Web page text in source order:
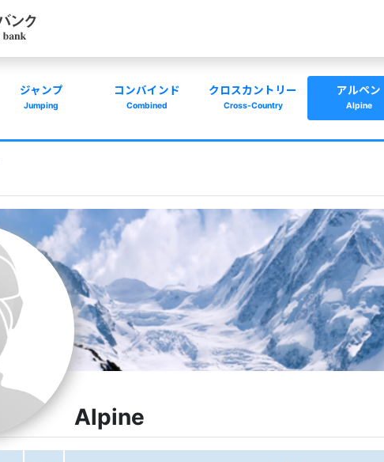
ジャンプ
Jumping
コンバインド
Combined
クロスカントリー
Cross-Country
アルペン
Alpine
Alpine